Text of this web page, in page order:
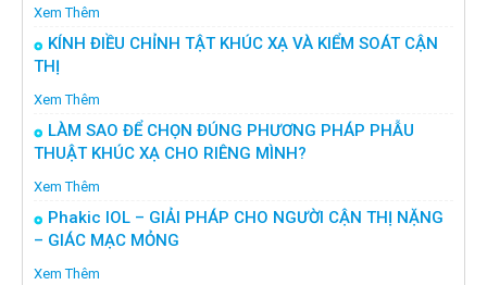
Xem Thêm
KÍNH ĐIỀU CHỈNH TẬT KHÚC XẠ VÀ KIỂM SOÁT CẬN
THỊ
Xem Thêm
LÀM SAO ĐỂ CHỌN ĐÚNG PHƯƠNG PHÁP PHẪU
THUẬT KHÚC XẠ CHO RIÊNG MÌNH?
Xem Thêm
Phakic IOL – GIẢI PHÁP CHO NGƯỜI CẬN THỊ NẶNG
– GIÁC MẠC MỎNG
Xem Thêm